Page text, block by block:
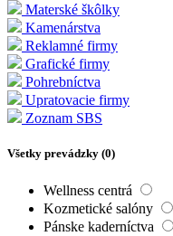
Materské škôlky
Kamenárstva
Reklamné firmy
Grafické firmy
Pohrebníctva
Upratovacie firmy
Zoznam SBS
Všetky prevádzky (0)
Wellness centrá
Kozmetické salóny
Pánske kaderníctva